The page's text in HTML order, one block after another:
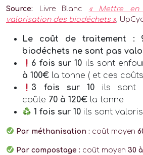
Source: Livre Blanc « Mettre
valorisation des biodéchets »,
Le coût de traitement :
biodéchets ne sont pas
6 fois sur 10 ils sont
à 100€ la tonne ( et ces
3 fois sur 10 ils sont
coûte 70 à 120€ la tonne
1 fois sur 10 ils sont
Par méthanisation : coût moyen
Par compostage : coût moyen 30